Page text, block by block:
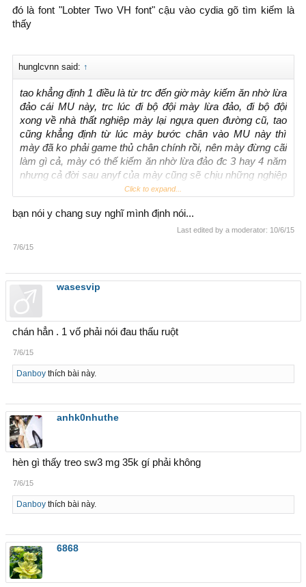
đó là font "Lobter Two VH font" cậu vào cydia gõ tìm kiếm là
thấy
hunglcvnn said: ↑
tao khẳng định 1 điều là từ trc đến giờ mày kiếm ăn nhờ lừa
đảo cái MU này, trc lúc đi bộ đội mày lừa đảo, đi bộ đội
xong về nhà thất nghiệp mày lại ngựa quen đường cũ, tao
cũng khẳng định từ lúc mày bước chân vào MU này thì
mày đã ko phải game thủ chân chính rồi, nên mày đừng cãi
làm gì cả, mày có thế kiếm ăn nhờ lừa đảo đc 3 hay 4 năm
nhưng cả đời sau anyf của mày cũng sẽ chịu những nghiệp
chướng mà mày gây ra thôi!Click to expand...
bạn nói y chang suy nghĩ mình định nói...
Last edited by a moderator: 10/6/15
7/6/15
wasesvip
chán hẳn . 1 vố phải nói đau thấu ruột
7/6/15
Danboythích bài này.
anhk0nhuthe
hèn gì thấy treo sw3 mg 35k gí phải không
7/6/15
Danboythích bài này.
6868